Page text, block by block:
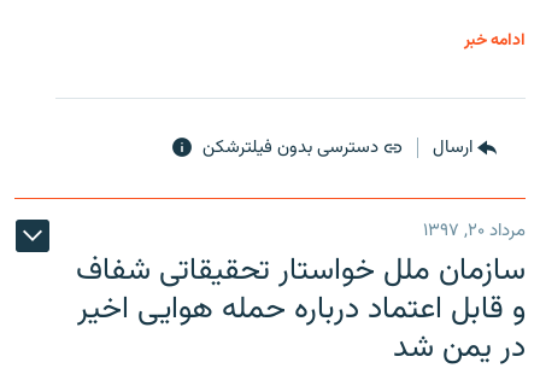
ادامه خبر
ارسال دسترسی بدون فیلترشکن
مرداد ۲۰, ۱۳۹۷
سازمان ملل خواستار تحقیقاتی شفاف
و قابل اعتماد درباره حمله هوایی اخیر
در یمن شد